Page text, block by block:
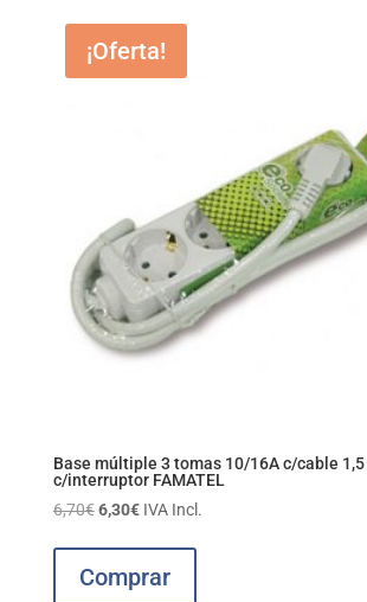
¡Oferta!
Base múltiple 3 tomas 10/16A c/cable 1,5
c/interruptor FAMATEL
6,70€ El
era:
6,30€El
es:
IVA Incl.
Comprar